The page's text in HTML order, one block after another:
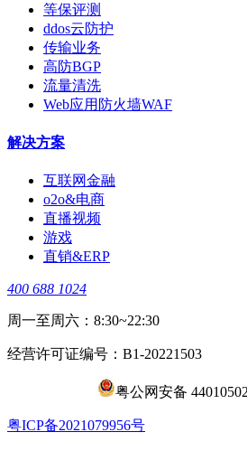
等保评测
ddos云防护
传输业务
高防BGP
流量清洗
Web应用防火墙WAF
解决方案
互联网金融
o2o&电商
直播视频
游戏
直销&ERP
400 688 1024
周一至周六：8:30~22:30
经营许可证编号：B1-20221503
粤公网安备
​粤ICP备2021079956号